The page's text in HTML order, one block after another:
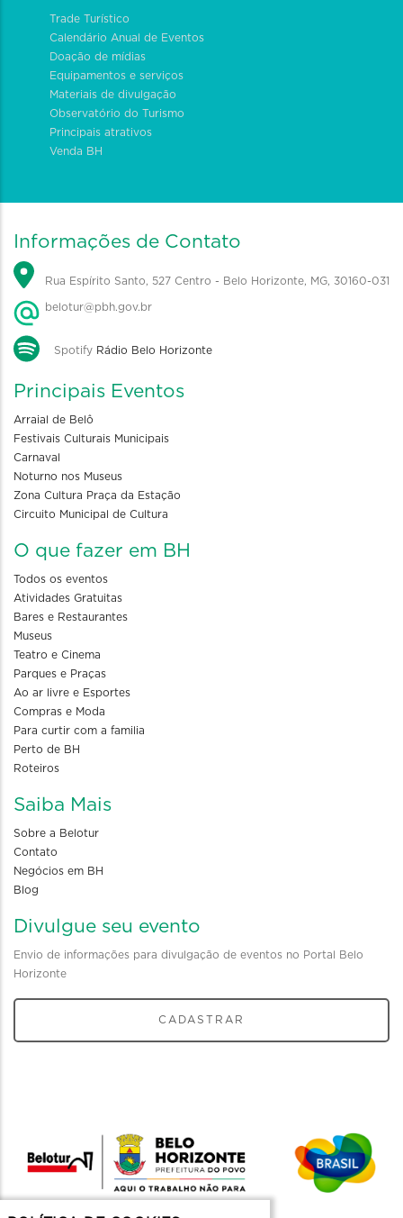
Trade Turístico
Calendário Anual de Eventos
Doação de mídias
Equipamentos e serviços
Materiais de divulgação
Observatório do Turismo
Principais atrativos
Venda BH
Informações de Contato
Rua Espírito Santo, 527 Centro - Belo Horizonte, MG, 30160-031
belotur@pbh.gov.br
Spotify Rádio Belo Horizonte
Principais Eventos
Arraial de Belô
Festivais Culturais Municipais
Carnaval
Noturno nos Museus
Zona Cultura Praça da Estação
Circuito Municipal de Cultura
O que fazer em BH
Todos os eventos
Atividades Gratuitas
Bares e Restaurantes
Museus
Teatro e Cinema
Parques e Praças
Ao ar livre e Esportes
Compras e Moda
Para curtir com a familia
Perto de BH
Roteiros
Saiba Mais
Sobre a Belotur
Contato
Negócios em BH
Blog
Divulgue seu evento
Envio de informações para divulgação de eventos no Portal Belo
Horizonte
CADASTRAR